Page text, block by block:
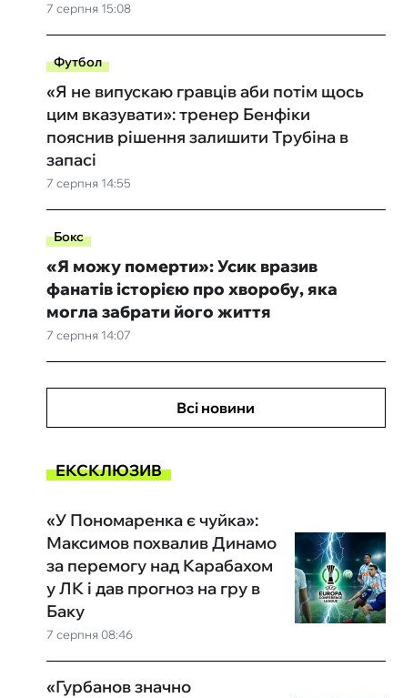
7 серпня 15:08
Футбол
7 серпня 14:55
«Я не випускаю гравців аби потім щось
цим вказувати»: тренер Бенфіки
пояснив рішення залишити Трубіна в
запасі
Бокс
7 серпня 14:07
«Я можу померти»: Усик вразив
фанатів історією про хворобу, яка
могла забрати його життя
Всі новини
ЕКСКЛЮЗИВ
7 серпня 08:46
«У Пономаренка є чуйка»:
Максимов похвалив Динамо
за перемогу над Карабахом
у ЛК і дав прогноз на гру в
Баку
«Гурбанов значно